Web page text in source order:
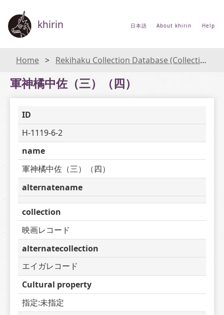
khirin 日本語 About khirin Help
Home Rekihaku Collection Database (Collections Database of the National Museum of Japanese History)
軍神橘中佐（三）（四）
ID
H-1119-6-2
name
軍神橘中佐（三）（四）
alternatename
collection
映画レコード
alternatecollection
エイガレコード
Cultural property
指定:未指定